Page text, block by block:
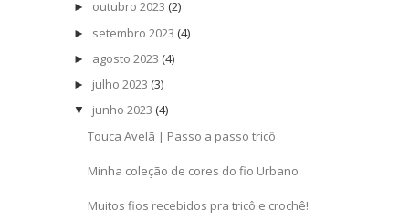
► outubro 2023 (2)
► setembro 2023 (4)
► agosto 2023 (4)
► julho 2023 (3)
▼ junho 2023 (4)
Touca Avelã | Passo a passo tricô
Minha coleção de cores do fio Urbano
Muitos fios recebidos pra tricô e crochê!